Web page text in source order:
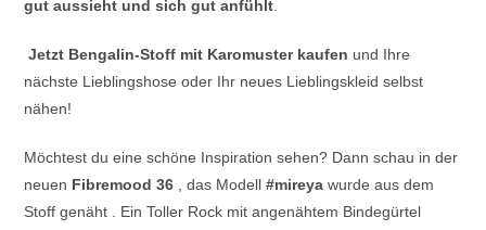
gut aussieht und sich gut anfühlt
Jetzt Bengalin-Stoff mit Karomuster kaufen und Ihre
nächste Lieblingshose oder Ihr neues Lieblingskleid selbst
nähen!
Möchtest du eine schöne Inspiration sehen? Dann schau in der
neuen Fibremood 36 , das Modell#mireya wurde aus dem
Stoff genäht . Ein Toller Rock mit angenähtem Bindegürtel